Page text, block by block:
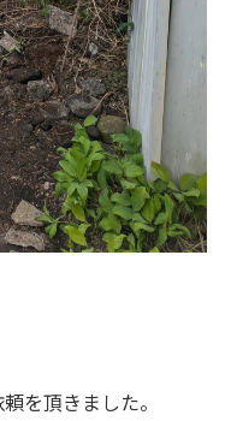
を頂きました。